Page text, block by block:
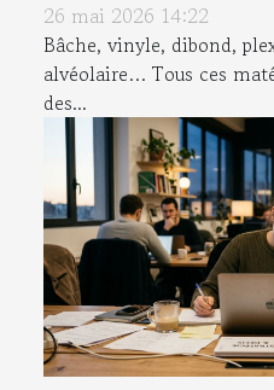
26 mai 2026 14:22
Bâche, vinyle, dibond,
alvéolaire… Tous ces
des...